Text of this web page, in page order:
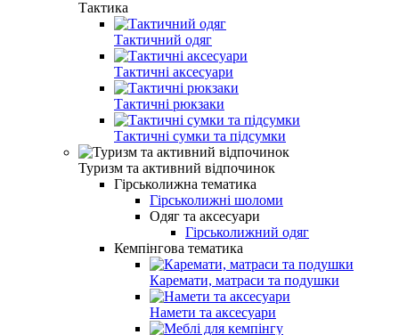
Тактика
Тактичний одяг
Тактичні аксесуари
Тактичні рюкзаки
Тактичні сумки та підсумки
Туризм та активний відпочинок
Гірськолижна тематика
Гірськолижні шоломи
Одяг та аксесуари
Гірськолижний одяг
Кемпінгова тематика
Каремати, матраси та подушки
Намети та аксесуари